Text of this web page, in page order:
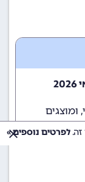
שערי הלירה המצרית במאי 2026
ומוצגים
לפרטים נוספים »